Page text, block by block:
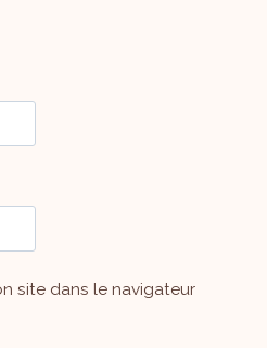
site dans le navigateur